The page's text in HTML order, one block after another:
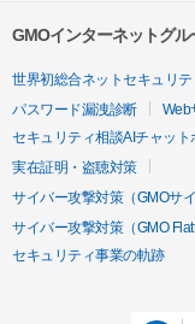
GMOインターネットグ
世界初総合ネットセキュリテ
パスワード漏洩診断
Web
セキュリティ相談AIチャット
実在証明・盗聴対策
サイバー攻撃対策（GMOサ
サイバー攻撃対策（GMO Flatt
セキュリティ事業の軌跡